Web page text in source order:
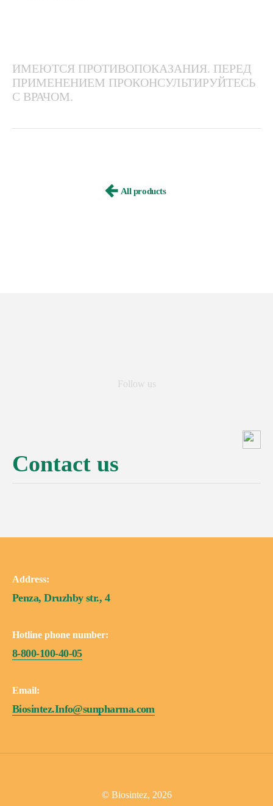
ИМЕЮТСЯ ПРОТИВОПОКАЗАНИЯ. ПЕРЕД
ПРИМЕНЕНИЕМ ПРОКОНСУЛЬТИРУЙТЕСЬ
С ВРАЧОМ.
All products
Follow us
Contact us
Address:
Penza, Druzhby str., 4
Hotline phone number:
8-800-100-40-05
Email:
Biosintez.Info@sunpharma.com
© Biosintez, 2026